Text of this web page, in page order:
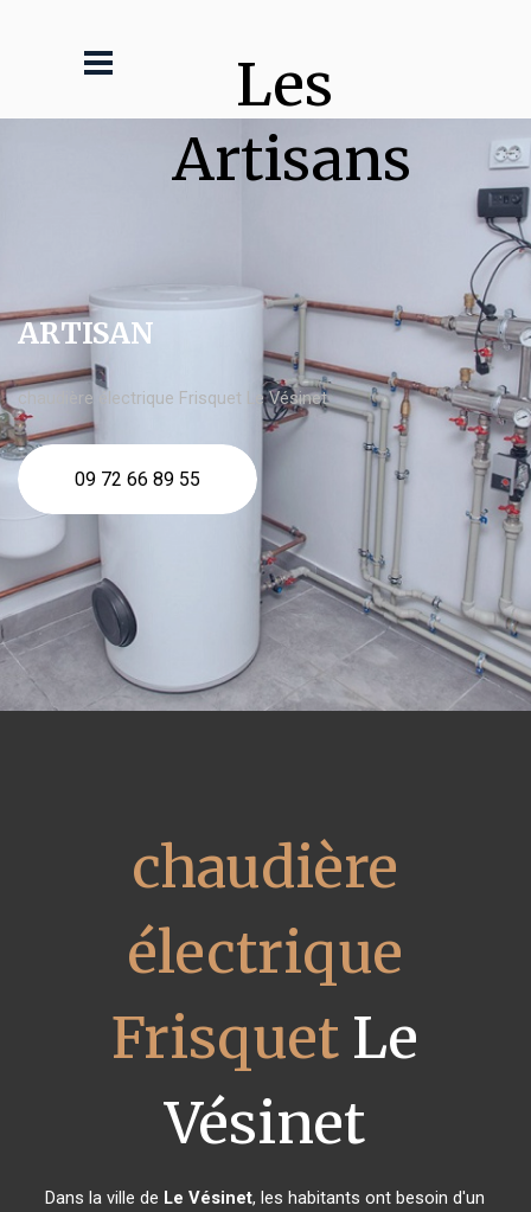
Les
Artisans
ARTISAN
chaudière électrique Frisquet Le Vésinet
09 72 66 89 55
chaudière
électrique
Frisquet Le
Vésinet
Dans la ville de Le Vésinet, les habitants ont besoin d'un